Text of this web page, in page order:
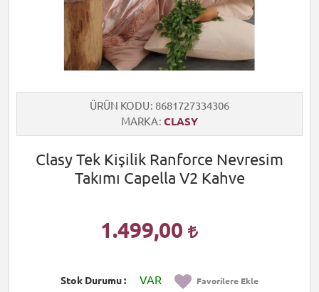
ÜRÜN KODU 8681727334306
MARKA CLASY
Clasy Tek Kişilik Ranforce Nevresim
Takımı Capella V2 Kahve
1.499,00
Stok Durumu VAR Favorilere Ekle